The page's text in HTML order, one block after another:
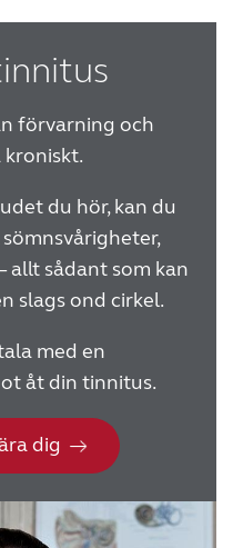
förvarning och
du hör, kan du
allt sådant som kan
slags ond cirkel.
med en
åt din tinnitus.
dig